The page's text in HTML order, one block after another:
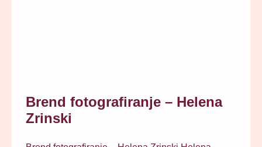
Brend fotografiranje – Helena
Zrinski